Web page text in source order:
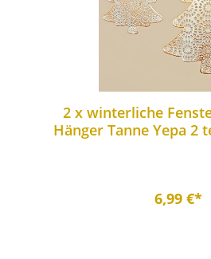
2 x winterliche
Hänger Tanne Yepa 2
6,99 €*